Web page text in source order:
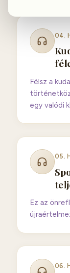
04 .
Félsz a
egy valódi
05.
Ez az
06 .